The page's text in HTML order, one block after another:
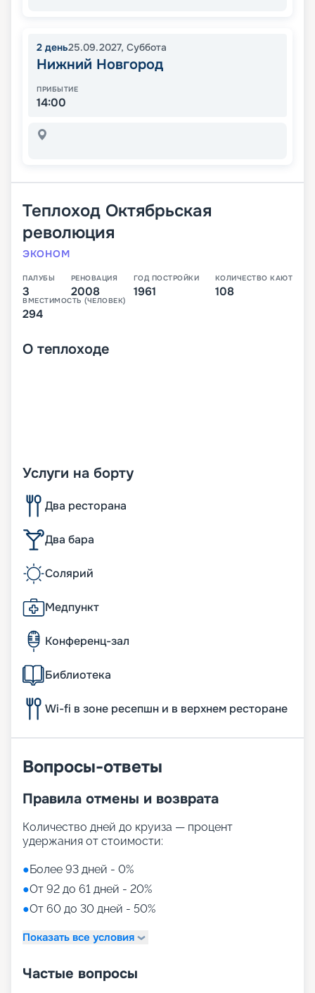
2 день25.09.2027, Суббота
Нижний Новгород
ПРИБЫТИЕ
14:00
Теплоход Октябрьская
революция
ЭКОНОМ
ПАЛУБЫ
3
РЕНОВАЦИЯ
2008
ГОД ПОСТРОЙКИ
1961
КОЛИЧЕСТВО КАЮТ
108
ВМЕСТИМОСТЬ (ЧЕЛОВЕК)
294
О теплоходе
Услуги на борту
Два ресторана
Два бара
Солярий
Медпункт
Конференц-зал
Библиотека
Wi-fi в зоне ресепшн и в верхнем ресторане
Вопросы-ответы
Правила отмены и возврата
Количество дней до круиза — процент
удержания от стоимости:
●Более 93 дней - 0%
●От 92 до 61 дней - 20%
●От 60 до 30 дней - 50%
Показать все условия
Частые вопросы